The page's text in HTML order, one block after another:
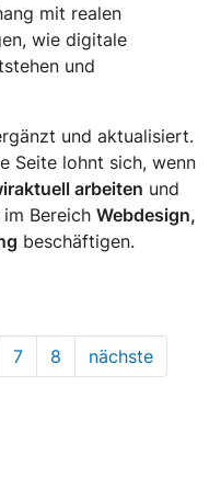
mit realen
wie digitale
und
und aktualisiert.
Seite lohnt sich, wenn
aktuell arbeiten und
Bereich Webdesign,
beschäftigen.
7 8 nächste